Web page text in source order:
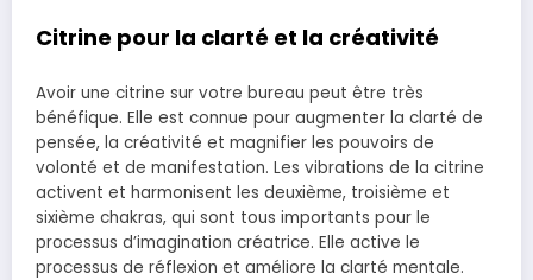
Citrine pour la clarté et la créativité
Avoir une citrine sur votre bureau peut être très
bénéfique. Elle est connue pour augmenter la clarté de
pensée, la créativité et magnifier les pouvoirs de
volonté et de manifestation. Les vibrations de la citrine
activent et harmonisent les deuxième, troisième et
sixième chakras, qui sont tous importants pour le
processus d’imagination créatrice. Elle active le
processus de réflexion et améliore la clarté mentale.